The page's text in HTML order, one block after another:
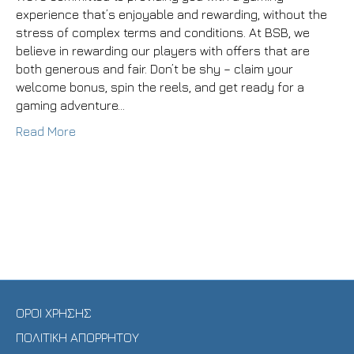
experience that’s enjoyable and rewarding, without the
stress of complex terms and conditions. At BSB, we
believe in rewarding our players with offers that are
both generous and fair. Don’t be shy – claim your
welcome bonus, spin the reels, and get ready for a
gaming adventure…
Read More
ΟΡΟΙ ΧΡΗΣΗΣ
ΠΟΛΙΤΙΚΗ ΑΠΟΡΡΗΤΟΥ